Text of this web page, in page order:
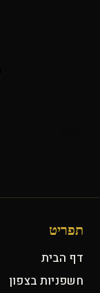
תפריט
דף הבית
חשפניות בצפון